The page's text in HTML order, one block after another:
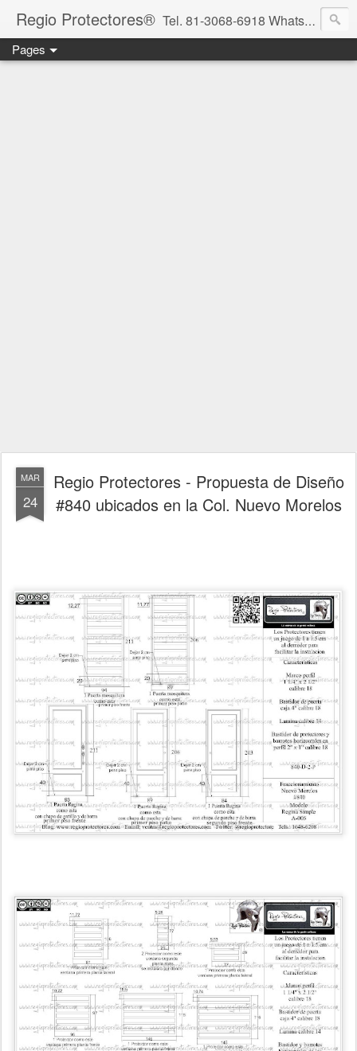
Regio Protectores® Tel. 81-3068-6918 WhatsApp 81-2636-2823 / 33-1145-3780 cotizacionregioprotectores@gmail.com / regioprotectores@gmail.com https://www.facebook.com/RegioProtectores/
Pages
MAR
24
Regio Protectores - Propuesta de Diseño
#840 ubicados en la Col. Nuevo Morelos